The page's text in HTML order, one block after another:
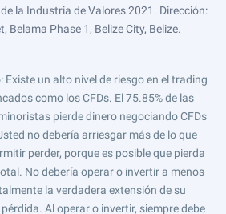
la Industria de Valores 2021. Dirección:
Belama Phase 1, Belize City, Belize.
: Existe un alto nivel de riesgo en el trading
como los CFDs. El 75.85% de las
pierde dinero negociando CFDs
no debería arriesgar más de lo que
perder, porque es posible que pierda
No debería operar o invertir a menos
la verdadera extensión de su
Al operar o invertir, siempre debe